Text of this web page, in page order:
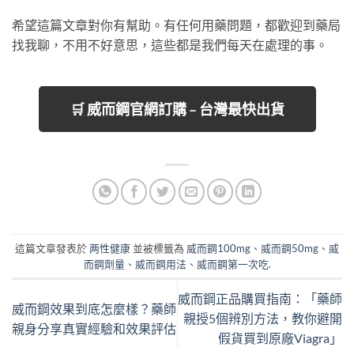
希望這篇文章對你有幫助。有任何用藥問題，都歡迎到藥局
找我聊，不用不好意思，這些都是我們每天在處理的事。
🛒 威而鋼官網訂購 – 台灣最快出貨
這篇文章發表於两性健康 並被標籤為 威而鋼100mg 、 威而鋼50mg 、 威
而鋼劑量 、 威而鋼用法 、 威而鋼第一次吃.
威而鋼效果到底怎麼樣？藥師
親身分享真實經驗和效果評估
威而鋼正品購買指南：「藥師
親授5個辨別方法，教你避開
假貨買到原廠Viagra」